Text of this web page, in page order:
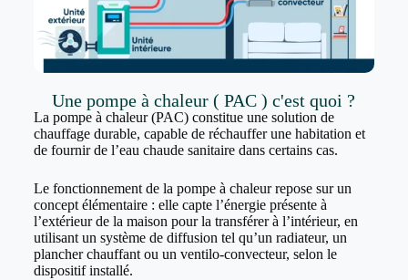
Une pompe à chaleur ( PAC ) c'est quoi ?
La pompe à chaleur (PAC) constitue une solution de
chauffage durable, capable de réchauffer une habitation et
de fournir de l’eau chaude sanitaire dans certains cas.
Le fonctionnement de la pompe à chaleur repose sur un
concept élémentaire : elle capte l’énergie présente à
l’extérieur de la maison pour la transférer à l’intérieur, en
utilisant un système de diffusion tel qu’un radiateur, un
plancher chauffant ou un ventilo-convecteur, selon le
dispositif installé.